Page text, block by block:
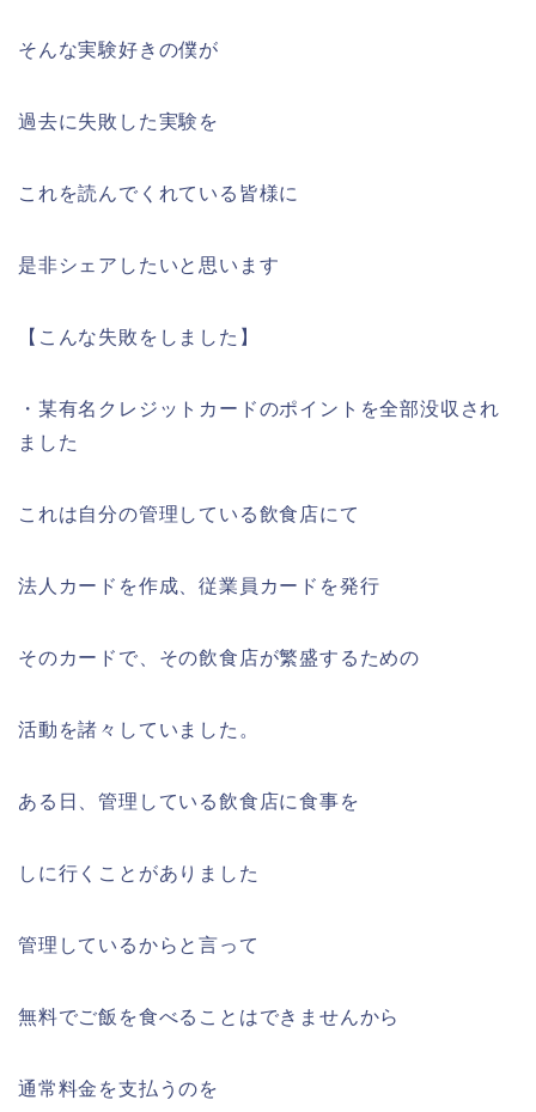
そんな実験好きの僕が
過去に失敗した実験を
これを読んでくれている皆様に
是非シェアしたいと思います
【こんな失敗をしました】
・某有名クレジットカードのポイントを全部没収され
ました
これは自分の管理している飲食店にて
法人カードを作成、従業員カードを発行
そのカードで、その飲食店が繁盛するための
活動を諸々していました。
ある日、管理している飲食店に食事を
しに行くことがありました
管理しているからと言って
無料でご飯を食べることはできませんから
通常料金を支払うのを